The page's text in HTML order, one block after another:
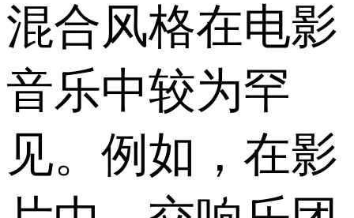
混合风格在电影
音乐中较为罕
见。例如，在影